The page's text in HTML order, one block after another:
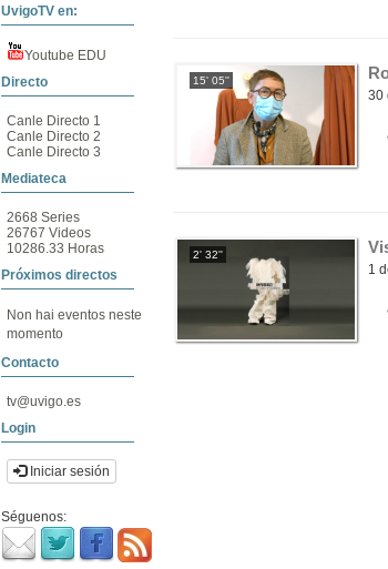
UvigoTV en:
Youtube EDU
Directo
Canle Directo 1
Canle Directo 2
Canle Directo 3
Mediateca
2668 Series
26767 Videos
10286.33 Horas
Próximos directos
Non hai eventos neste
momento
Contacto
tv@uvigo.es
Login
Iniciar sesión
Séguenos:
15' 05''
30
2' 32''
1